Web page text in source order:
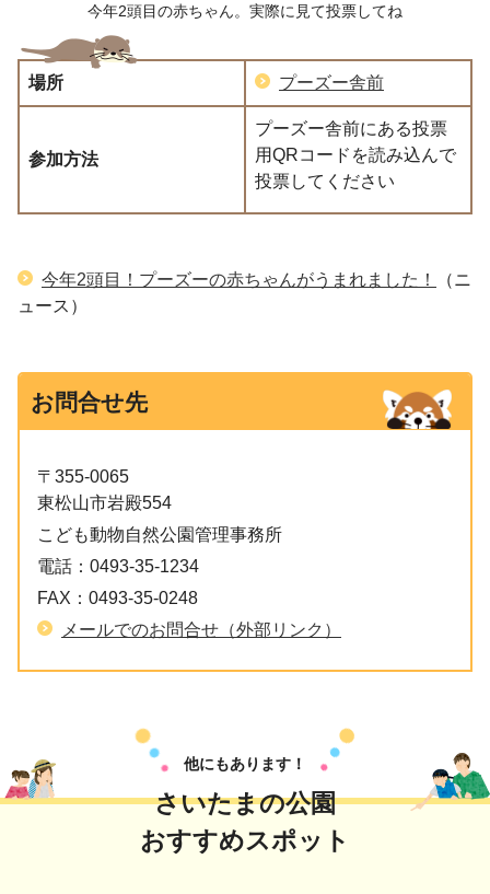
今年2頭目の赤ちゃん。実際に見て投票してね
場所 プーズー舎前
参加方法
プーズー舎前にある投票
用QRコードを読み込んで
投票してください
今年2頭目！プーズーの赤ちゃんがうまれました！
（ニ
ュース）
お問合せ先
〒355-0065
東松山市岩殿554
こども動物自然公園管理事務所
電話： 0493-35-1234
FAX： 0493-35-0248
メールでのお問合せ（外部リンク）
他にもあります！
さいたまの公園
おすすめスポット